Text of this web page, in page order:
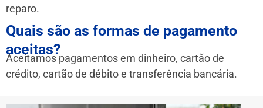
reparo.
Quais são as formas de pagamento
aceitas?
Aceitamos pagamentos em dinheiro, cartão de
crédito, cartão de débito e transferência bancária.